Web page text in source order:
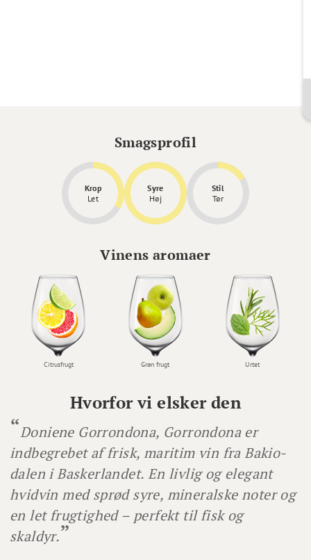
Hvorfor vi elsker den
Doniene Gorrondona, Gorrondona er
indbegrebet af frisk, maritim vin fra Bakio-
dalen i Baskerlandet. En livlig og elegant
hvidvin med sprød syre, mineralske noter og
en let frugtighed – perfekt til fisk og
skaldyr.
Smagsprofil
Krop
Let
Syre
Høj
Stil
Tør
Vinens aromaer
Citrusfrugt Grøn frugt Urtet